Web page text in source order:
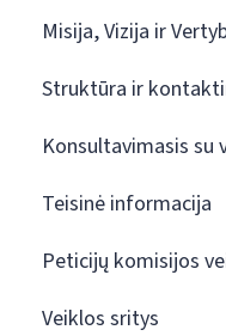
Misija, Vizija ir
Struktūra ir
Konsultavimasis su
Teisinė informacija
Peticijų komisijos
Veiklos sritys